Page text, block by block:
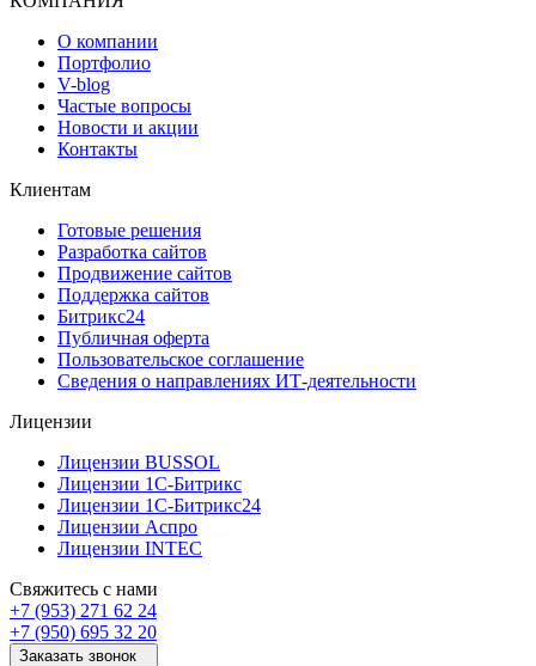
О компании
Портфолио
V-blog
Частые вопросы
Новости и акции
Контакты
Клиентам
Готовые решения
Разработка сайтов
Продвижение сайтов
Поддержка сайтов
Битрикс24
Публичная оферта
Пользовательское соглашение
Сведения о направлениях ИТ-деятельности
Лицензии
Лицензии BUSSOL
Лицензии 1С-Битрикс
Лицензии 1С-Битрикс24
Лицензии Аспро
Лицензии INTEC
Свяжитесь с нами
+7 (953) 271 62 24
+7 (950) 695 32 20
Заказать звонок